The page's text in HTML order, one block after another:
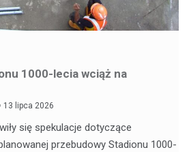
1000-lecia wciąż na
13 lipca 2026
się spekulacje dotyczące
przebudowy Stadionu 1000-